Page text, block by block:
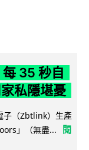
35 秒自
私隱堪憂
子（Zbtlink）生產
」（無盡...
閱